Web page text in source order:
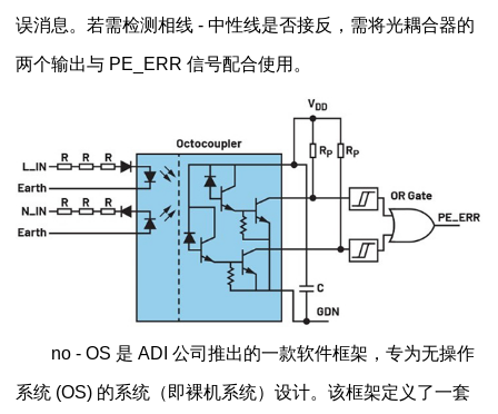
误消息。若需检测相线 - 中性线是否接反，需将光耦合器的
两个输出与 PE_ERR 信号配合使用。
no - OS 是 ADI 公司推出的一款软件框架，专为无操作
系统 (OS) 的系统（即裸机系统）设计。该框架定义了一套